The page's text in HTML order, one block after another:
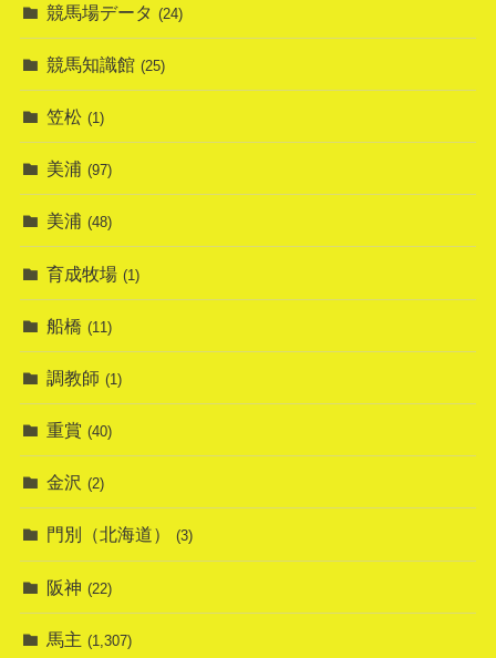
競馬場データ (24)
競馬知識館 (25)
笠松 (1)
美浦 (97)
美浦 (48)
育成牧場 (1)
船橋 (11)
調教師 (1)
重賞 (40)
金沢 (2)
門別（北海道） (3)
阪神 (22)
馬主 (1,307)